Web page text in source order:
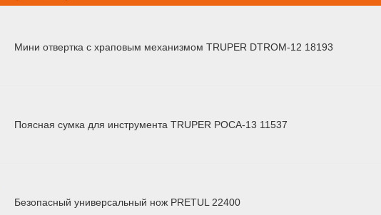
Мини отвертка с храповым механизмом TRUPER DTROM-12 18193
Поясная сумка для инструмента TRUPER POCA-13 11537
Безопасный универсальный нож PRETUL 22400